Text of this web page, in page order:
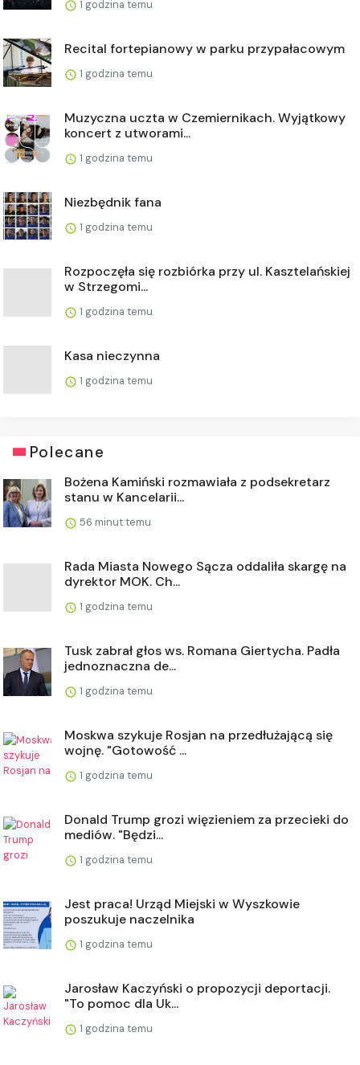
1 godzina temu
Recital fortepianowy w parku przypałacowym
1 godzina temu
Muzyczna uczta w Czemiernikach. Wyjątkowy
koncert z utworami...
1 godzina temu
Niezbędnik fana
1 godzina temu
Rozpoczęła się rozbiórka przy ul. Kasztelańskiej
w Strzegomi...
1 godzina temu
Kasa nieczynna
1 godzina temu
Polecane
Bożena Kamiński rozmawiała z podsekretarz
stanu w Kancelarii...
56 minut temu
Rada Miasta Nowego Sącza oddaliła skargę na
dyrektor MOK. Ch...
1 godzina temu
Tusk zabrał głos ws. Romana Giertycha. Padła
jednoznaczna de...
1 godzina temu
Moskwa szykuje Rosjan na przedłużającą się
wojnę. "Gotowość ...
1 godzina temu
Donald Trump grozi więzieniem za przecieki do
mediów. "Będzi...
1 godzina temu
Jest praca! Urząd Miejski w Wyszkowie
poszukuje naczelnika
1 godzina temu
Jarosław Kaczyński o propozycji deportacji.
"To pomoc dla Uk...
1 godzina temu